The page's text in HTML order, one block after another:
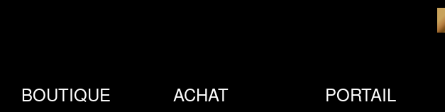
BOUTIQUE ACHAT PORTAIL